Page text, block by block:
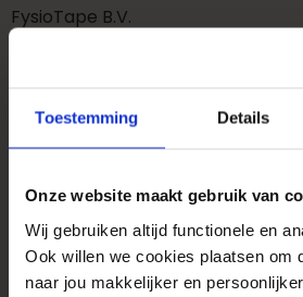
Toestemming Details
Onze website maakt gebruik van
Wij gebruiken altijd functionele en
Ook willen we cookies plaatsen om
naar jou makkelijker en
FysioTape B.V.
Nederland
Service
Retourneren